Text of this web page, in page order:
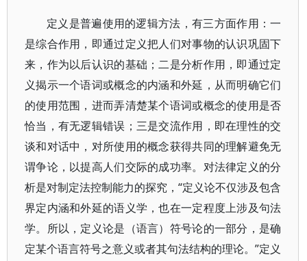
定义是普遍使用的逻辑方法，有三方面作用：一
是综合作用，即通过定义把人们对事物的认识巩固下
来，作为以后认识的基础；二是分析作用，即通过定
义揭示一个语词或概念的内涵和外延，从而明确它们
的使用范围，进而弄清楚某个语词或概念的使用是否
恰当，有无逻辑错误；三是交流作用，即在理性的交
谈和对话中，对所使用的概念获得共同的理解避免无
谓争论，以提高人们交际的成功率。对法律定义的分
析是对制定法控制能力的探究，“定义论不仅涉及包含
界定内涵和外延的语义学，也在一定程度上涉及句法
学。所以，定义论是（语言）符号论的一部分，是确
定某个语言符号之意义或者其句法结构的理论。”定义